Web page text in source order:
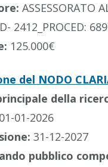
ASSESSORATO
2412_PROCED:
125.000€
del NODO
della
01-01-2026
31-12-2027
pubblico